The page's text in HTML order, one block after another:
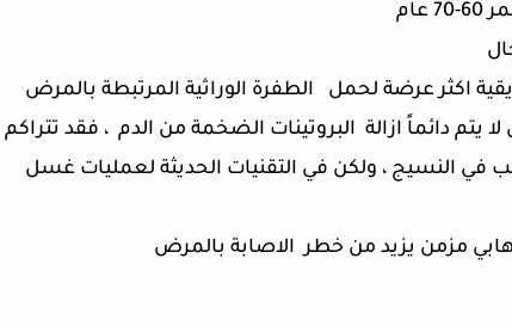
يتم دائماً ازالة البروتينات الضخمة من الدم ، فقد تتراكم
في النسيج ، ولكن في التقنيات الحديثة لعمليات غسل